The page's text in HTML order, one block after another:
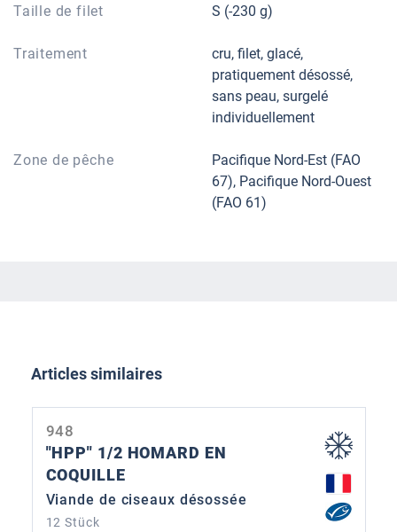
Taille de filet S (-230 g)
Traitement
cru, filet, glacé,
pratiquement désossé,
sans peau, surgelé
individuellement
Zone de pêche
Pacifique Nord-Est (FAO
67), Pacifique Nord-Ouest
(FAO 61)
Ignorer la galerie de produits
Articles similaires
948
"HPP" 1/2 HOMARD EN
COQUILLE
Viande de ciseaux désossée
12 Stück